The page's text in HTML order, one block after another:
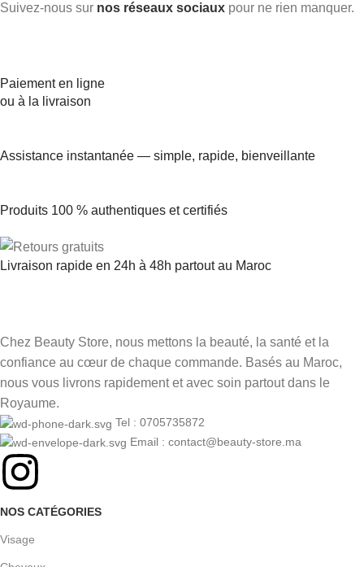
Suivez-nous sur nos réseaux sociaux pour ne rien manquer.
Paiement en ligne
ou à la livraison
Assistance instantanée — simple, rapide, bienveillante
Produits 100 % authentiques et certifiés
Livraison rapide en 24h à 48h partout au Maroc
Chez Beauty Store, nous mettons la beauté, la santé et la
confiance au cœur de chaque commande. Basés au Maroc,
nous vous livrons rapidement et avec soin partout dans le
Royaume.
Tel : 0705735872
Email : contact@beauty-store.ma
NOS CATÉGORIES
Visage